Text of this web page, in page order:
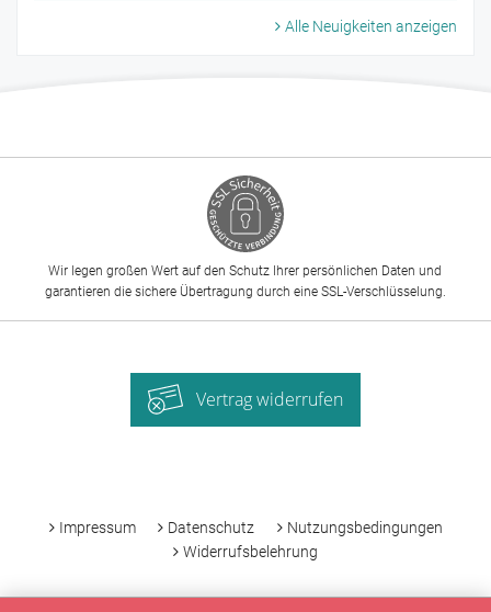
Alle Neuigkeiten anzeigen
Wir legen großen Wert auf den Schutz Ihrer persönlichen Daten und
garantieren die sichere Übertragung durch eine SSL-Verschlüsselung.
Vertrag widerrufen
Impressum Datenschutz
Nutzungsbedingungen
Widerrufsbelehrung